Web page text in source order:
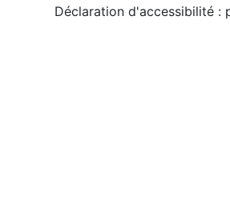
Déclaration d'accessibilité :